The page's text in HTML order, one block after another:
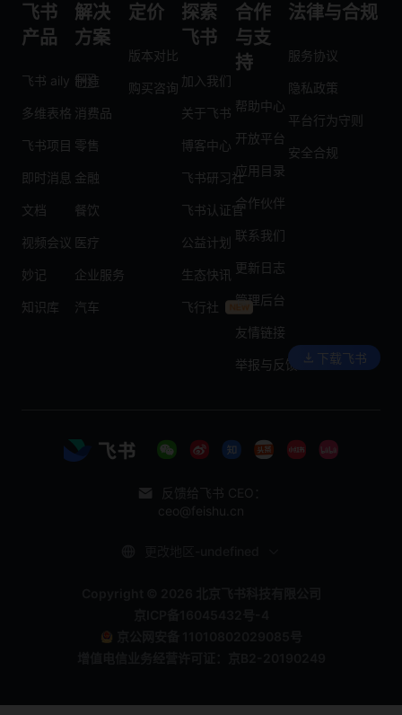
飞书
产品
飞书 aily
多维表格
飞书项目
即时消息
文档
视频会议
妙记
知识库
解决
方案
制造
消费品
零售
金融
餐饮
医疗
企业服务
汽车
定价
版本对比
购买咨询
探索
飞书
加入我们
关于飞书
博客中心
飞书研习社
飞书认证官
公益计划
生态快讯
飞行社
合作
与支
持
帮助中心
开放平台
应用目录
合作伙伴
联系我们
更新日志
管理后台
友情链接
举报与反馈
法律与合规
服务协议
隐私政策
平台行为守则
安全合规
下载飞书
反馈给飞书 CEO：
ceo@feishu.cn